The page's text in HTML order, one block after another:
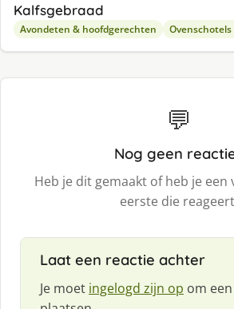
Kalfsgebraad
Avondeten & hoofdgerechten
💬
Nog geen
Heb je dit gemaakt of heb je een
eerste die
Laat een reactie achter
Je moet ingelogd zijn op om